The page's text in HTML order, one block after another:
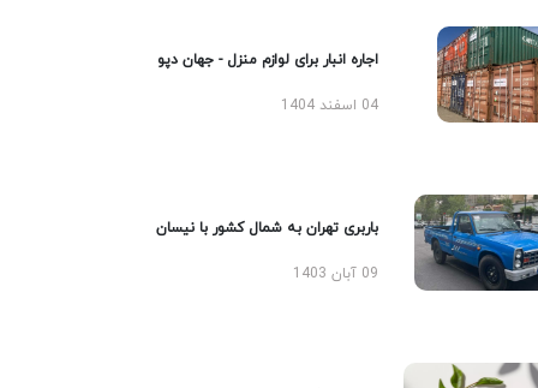
اجاره انبار برای لوازم منزل - جهان دپو
04 اسفند 1404
باربری تهران به شمال کشور با نیسان
09 آبان 1403